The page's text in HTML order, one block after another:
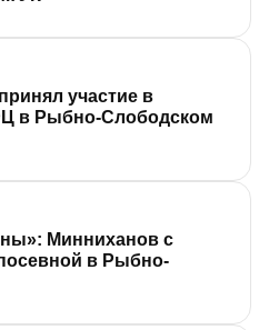
участие в
в Рыбно-Слободском
Минниханов с
в Рыбно-